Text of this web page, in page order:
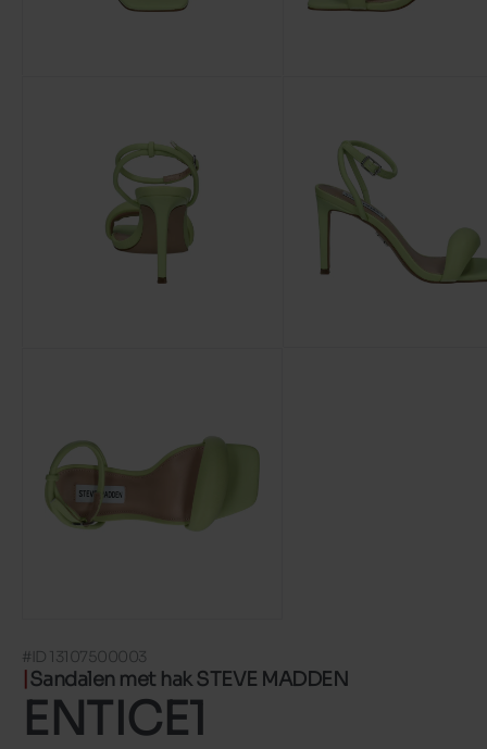
#ID 13107500003
Sandalen met hak STEVE MADDEN
ENTICE1